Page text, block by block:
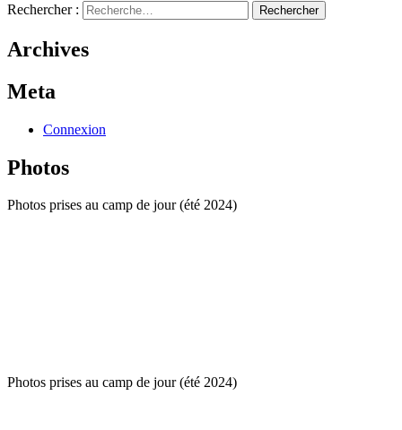
Rechercher :
Archives
Meta
Connexion
Photos
Photos prises au camp de jour (été 2024)
Photos prises au camp de jour (été 2024)